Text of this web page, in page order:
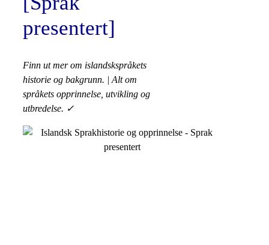
presentert]
Finn ut mer om islandskspråkets
historie og bakgrunn. | Alt om
språkets opprinnelse, utvikling og
utbredelse. ✓